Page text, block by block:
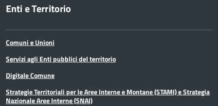
Enti e Territorio
Comuni e Unioni
Servizi agli Enti pubblici del territorio
Digitale Comune
Strategie Territoriali per le Aree Interne e Montane (STAMI) e Strategia
Nazionale Aree Interne (SNAI)